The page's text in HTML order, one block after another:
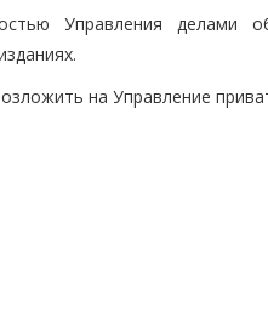
Управления делами
на Управление